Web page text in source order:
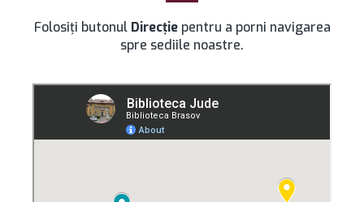
Folosiți butonul Direcțiepentru a porni navigarea
spre sediile noastre.